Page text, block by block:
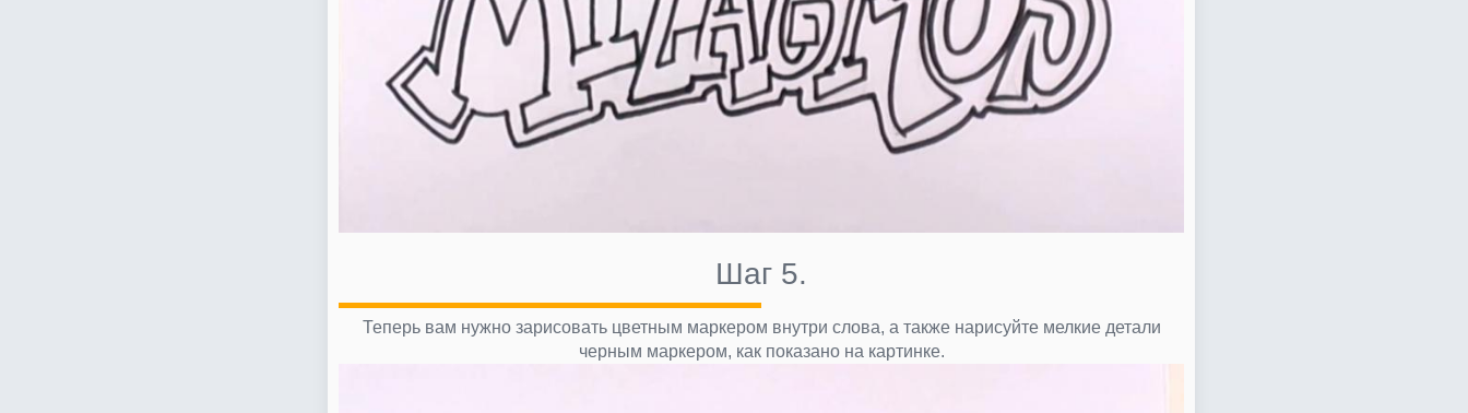
Шаг 5.
Теперь вам нужно зарисовать цветным маркером внутри слова, а также нарисуйте мелкие детали
черным маркером, как показано на картинке.